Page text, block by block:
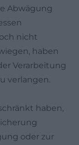
Abwägung
nicht
haben
Verarbeitung
verlangen.
haben,
oder zur